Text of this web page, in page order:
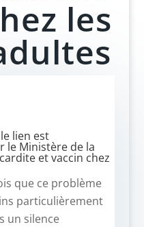
les
lien est
le Ministère de la
et vaccin chez
que ce problème
particulièrement
un silence